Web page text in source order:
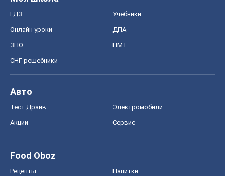
ГДЗ Учебники
Онлайн уроки ДПА
ЗНО НМТ
СНГ решебники
Авто
Тест Драйв Электромобили
Акции Сервис
Food Oboz
Рецепты Напитки